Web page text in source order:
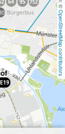
OpenStreetMap contributors